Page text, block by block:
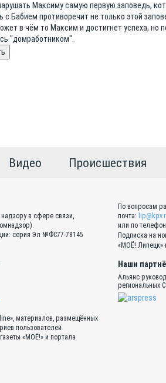
Максиму самую первую заповедь,
с Бабием противоречит не только этой
в чём то Максим и достигнет успеха, но
"домработником".
Видео Происшествия
в сфере связи,
серия Эл №ФС77-78145
материалов, размещённых
пользователей
«МОЁ!» и портала
По вопросам
почта:
или по
Подписка на
«МОЁ! Липецк»
Наши
Альянс
региональных